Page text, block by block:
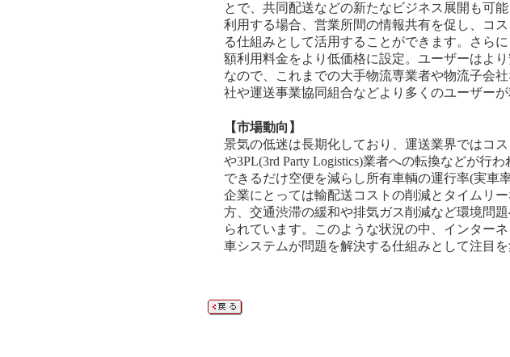
とで、共同配送などの新たなビジネス展開も可
利用する場合、営業所間の情報共有を促し、コ
る仕組みとして活用することができます。さら
額利用料金をより低価格に設定。ユーザーはよ
なので、これまでの大手物流専業者や物流子会
社や運送事業協同組合などより多くのユーザー
【市場動向】
景気の低迷は長期化しており、運送業界ではコ
や3PL(3rd Party Logistics)業者への転換などが行
できるだけ空便を減らし所有車輌の運行率(実車
企業にとっては輸配送コストの削減とタイムリ
方、交通渋滞の緩和や排気ガス削減など環境問
られています。このような状況の中、インター
車システムが問題を解決する仕組みとして注目を